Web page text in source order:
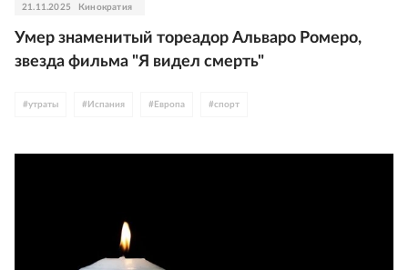
21.11.2025 Кинократия
Умер знаменитый тореадор Альваро Ромеро,
звезда фильма "Я видел смерть"
#утраты # Испания # Европа #спорт